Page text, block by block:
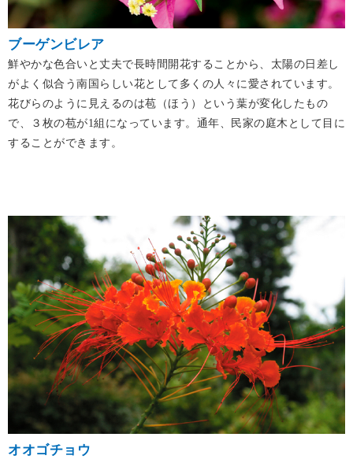
ブーゲンビレア
鮮やかな色合いと丈夫で長時間開花することから、太陽の日差し
がよく似合う南国らしい花として多くの人々に愛されています。
花びらのように見えるのは苞（ほう）という葉が変化したもの
で、３枚の苞が1組になっています。通年、民家の庭木として目に
することができます。
オオゴチョウ